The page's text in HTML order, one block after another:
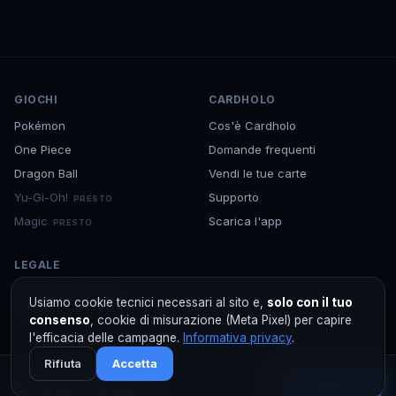
NESSUN ANNUNCIO
GIOCHI
Pokémon
One Piece
Dragon Ball
Yu-Gi-Oh!
PRESTO
Magic PRESTO
CARDHOLO
Cos'è Cardholo
Domande frequenti
Vendi le tue carte
Supporto
Scarica l'app
LEGALE
Privacy
Usiamo cookie tecnici necessari al sito e, solo con il tuo
consenso , cookie di misurazione (Meta Pixel) per capire
l'efficacia delle campagne. Informativa privacy.
Rifiuta
Accetta